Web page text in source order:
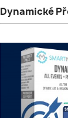
Dynamické